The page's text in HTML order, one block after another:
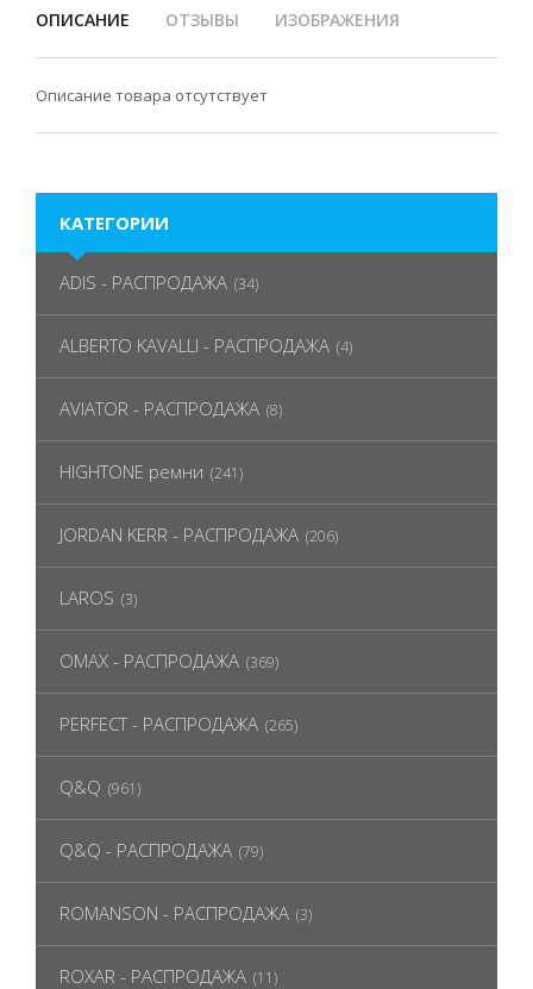
ОПИСАНИЕ ОТЗЫВЫ ИЗОБРАЖЕНИЯ
Описание товара отсутствует
КАТЕГОРИИ
ADIS - РАСПРОДАЖА (34)
ALBERTO KAVALLI - РАСПРОДАЖА (4)
AVIATOR - РАСПРОДАЖА (8)
HIGHTONE ремни (241)
JORDAN KERR - РАСПРОДАЖА (206)
LAROS (3)
OMAX - РАСПРОДАЖА (369)
PERFECT - РАСПРОДАЖА (265)
Q&Q (961)
Q&Q - РАСПРОДАЖА (79)
ROMANSON - РАСПРОДАЖА (3)
ROXAR - РАСПРОДАЖА (11)